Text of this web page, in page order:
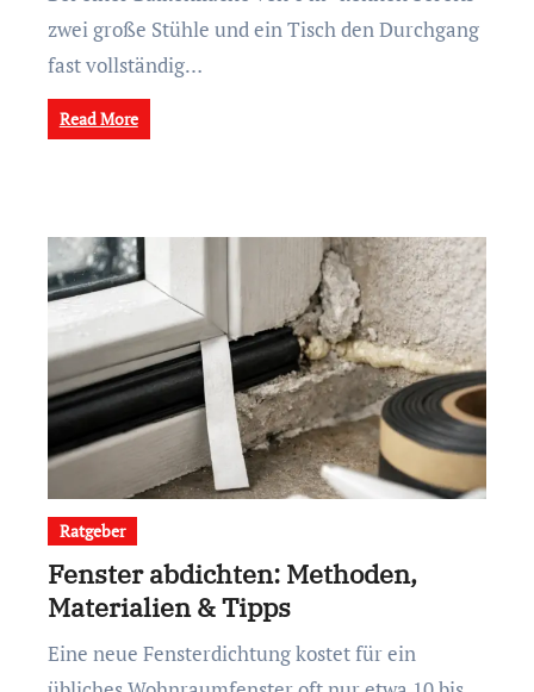
zwei große Stühle und ein Tisch den Durchgang
fast vollständig…
Read More
Ratgeber
Fenster abdichten: Methoden,
Materialien & Tipps
Eine neue Fensterdichtung kostet für ein